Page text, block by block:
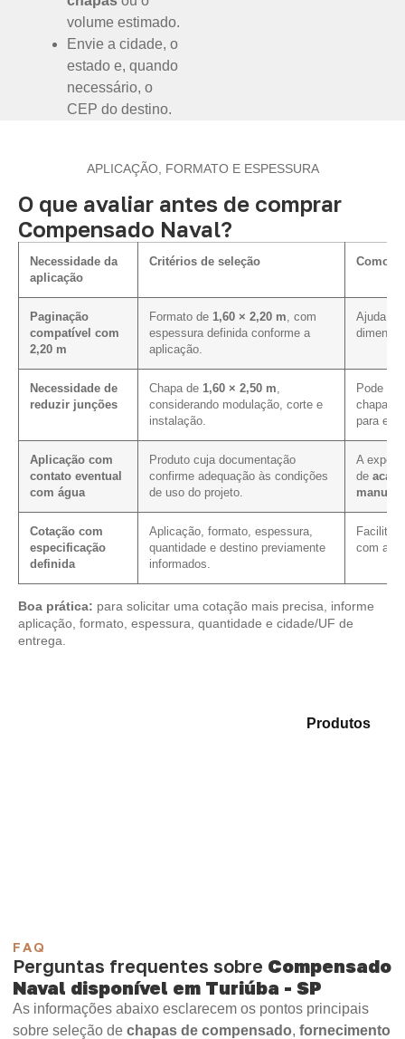
volume estimado.
Envie a cidade, o
estado e, quando
necessário, o
CEP do destino.
APLICAÇÃO, FORMATO E ESPESSURA
O que avaliar antes de comprar
Compensado Naval?
Necessidade da
aplicação
Critérios de seleção Como
Paginação
compatível com
2,20 m
Formato de 1,60 × 2,20 m , com
espessura definida conforme a
aplicação.
Ajuda a
Necessidade de
reduzir junções
Chapa de 1,60 × 2,50 m
considerando modulação, corte e
instalação.
Pode
chapa
para
Aplicação com
contato eventual
com água
Produto cuja documentação
confirme adequação às condições
de uso do projeto.
A
de
Cotação com
especificação
definida
Aplicação, formato, espessura,
quantidade e destino previamente
informados.
Facilita
com as
Boa prática: para solicitar uma cotação mais precisa, informe
aplicação, formato, espessura, quantidade e cidade/UF de
entrega.
Produtos
FAQ
Perguntas frequentes sobre Compensado
Naval disponível em Turiúba - SP
As informações abaixo esclarecem os pontos principais
sobre seleção de chapas de compensado, fornecimento